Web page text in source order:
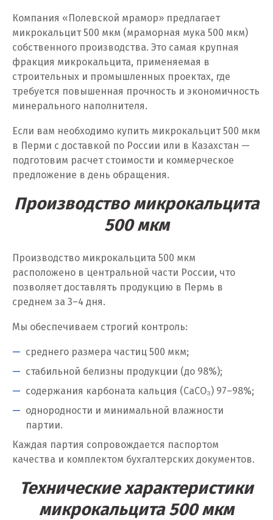
Ульяновск
Урай
Уфа
Учалы
Фрязино
Х
Хабаровск
Ханты-Мансийск
Химки
Ч
Чехов
Чита
Щ
Щёлково
Компания «Полевской мрамор» предлагает
микрокальцит 500 мкм (мраморная мука 500 мкм)
собственного производства. Это самая крупная
фракция микрокальцита, применяемая в
строительных и промышленных проектах, где
требуется повышенная прочность и экономичность
минерального наполнителя.
Если вам необходимо купить микрокальцит 500 мкм
в Перми с доставкой по России или в Казахстан —
подготовим расчет стоимости и коммерческое
предложение в день обращения.
Производство микрокальцита
500 мкм
Производство микрокальцита 500 мкм
расположено в центральной части России, что
позволяет доставлять продукцию в Пермь в
среднем за 3–4 дня.
Мы обеспечиваем строгий контроль:
среднего размера частиц 500 мкм;
стабильной белизны продукции (до 98%);
содержания карбоната кальция (CaCO₃) 97–98%;
однородности и минимальной влажности
партии.
Каждая партия сопровождается паспортом
качества и комплектом бухгалтерских документов.
Технические характеристики
микрокальцита 500 мкм